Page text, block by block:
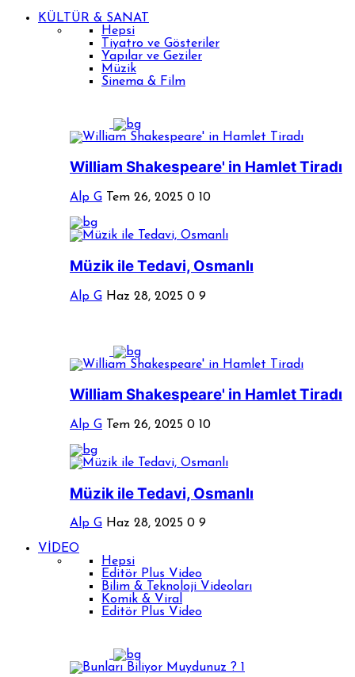
KÜLTÜR & SANAT
Hepsi
Tiyatro ve Gösteriler
Yapılar ve Geziler
Müzik
Sinema & Film
William Shakespeare' in Hamlet Tiradı
Alp G Tem 26, 2025 0 10
Müzik ile Tedavi, Osmanlı
Alp G Haz 28, 2025 0 9
William Shakespeare' in Hamlet Tiradı
Alp G Tem 26, 2025 0 10
Müzik ile Tedavi, Osmanlı
Alp G Haz 28, 2025 0 9
VİDEO
Hepsi
Editör Plus Video
Bilim & Teknoloji Videoları
Komik & Viral
Editör Plus Video